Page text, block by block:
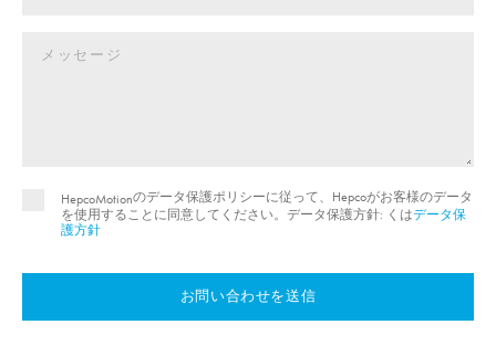
HepcoMotionのデータ保護ポリシーに従って、Hepcoがお客様のデータ
を使用することに同意してください。データ保護方針: くはデータ保
護方針
お問い合わせを送信